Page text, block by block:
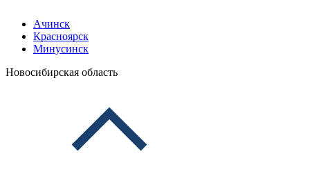
Ачинск
Красноярск
Минусинск
Новосибирская область